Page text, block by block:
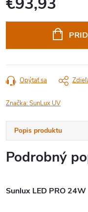
Opýtať sa
Značka:SunLux UV
Popis produktu
Podrobný
Sunlux LED PRO 24W